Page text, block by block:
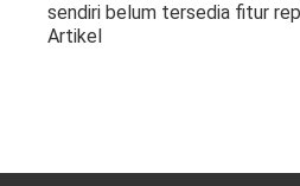
sendiri belum tersedia fitur
Artikel